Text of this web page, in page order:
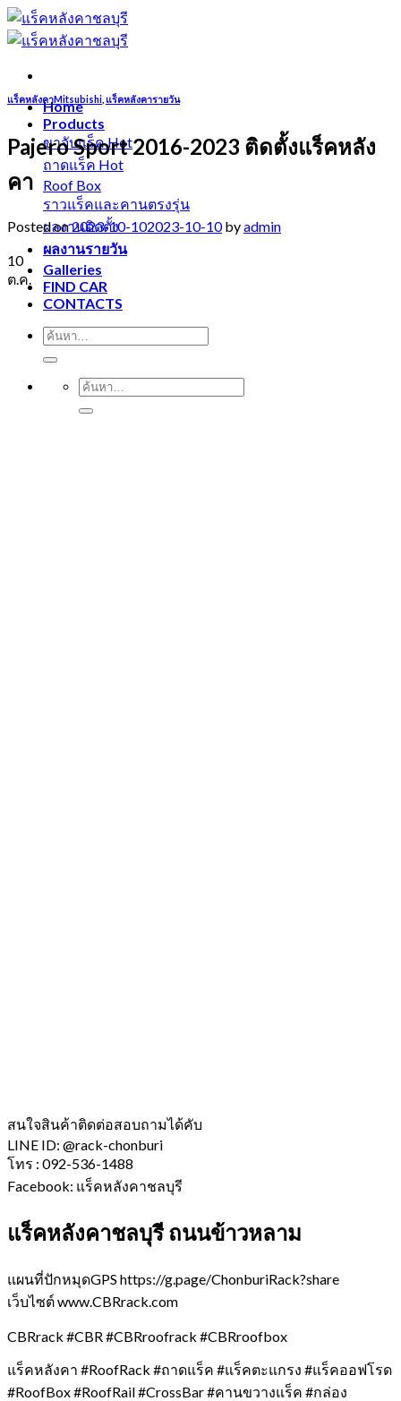
Skip
to
content
Home
Products
ขาจับแร็ค
ถาดแร็ค
Roof Box
ราวแร็คและคานตรงรุ่น
ผลงานติดตั้ง
ผลงานรายวัน
Galleries
FIND CAR
CONTACTS
แร็คหลังคาMitsubishi แร็คหลังคารายวัน
Pajero Sport 2016-2023 ติดตั้งแร็คหลัง
คา
Posted on2023-10-102023-10-10byadmin
10
ต.ค.
สนใจสินค้าติดต่อสอบถามได้คับ
LINE ID: @rack-chonburi
โทร : 092-536-1488
Facebook: แร็คหลังคาชลบุรี
แร็คหลังคาชลบุรี ถนนข้าวหลาม
แผนที่ปักหมุดGPS https://g.page/ChonburiRack?share
เว็บไซต์ www.CBRrack.com
CBRrack #CBR #CBRroofrack #CBRroofbox
แร็คหลังคา #RoofRack #ถาดแร็ค #แร็คตะแกรง #แร็คออฟโรด
#RoofBox #RoofRail #CrossBar #คานขวางแร็ค #กล่อง